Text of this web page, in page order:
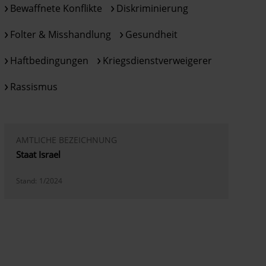
Bewaffnete Konflikte
Diskriminierung
Folter & Misshandlung
Gesundheit
Haftbedingungen
Kriegsdienstverweigerer
Rassismus
AMTLICHE BEZEICHNUNG
Staat Israel
Stand: 1/2024